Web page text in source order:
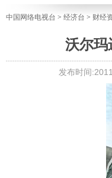
中国网络电视台 > 经济台 > 财经
沃尔玛
发布时间